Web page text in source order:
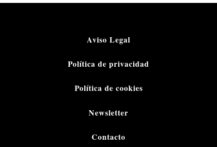
Aviso Legal
Política de privacidad
Política de cookies
Newsletter
Contacto